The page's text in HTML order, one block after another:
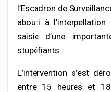
l’Escadron de
abouti à
saisie d’une
stupéfiants.
L’intervention s’est
entre 15 heures et